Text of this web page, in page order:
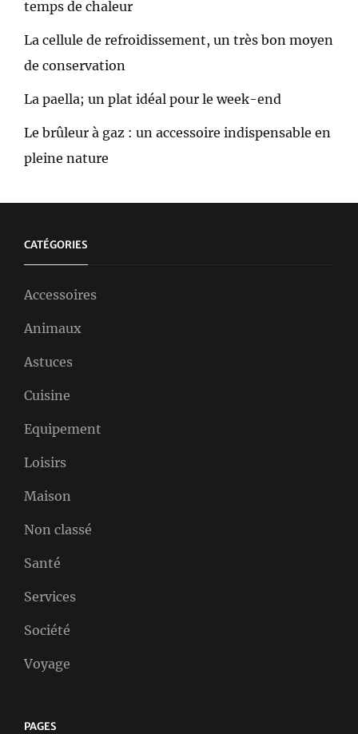
temps de chaleur
La cellule de refroidissement, un très bon moyen
de conservation
La paella; un plat idéal pour le week-end
Le brûleur à gaz : un accessoire indispensable en
pleine nature
CATÉGORIES
Accessoires
Animaux
Astuces
Cuisine
Equipement
Loisirs
Maison
Non classé
Santé
Services
Société
Voyage
PAGES